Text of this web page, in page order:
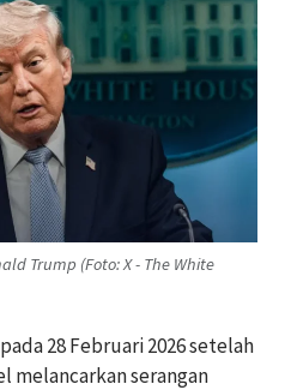
Trump (Foto: X - The White
28 Februari 2026 setelah
melancarkan serangan